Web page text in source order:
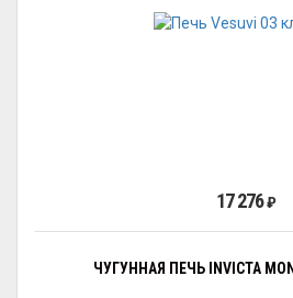
17 276₽
ЧУГУННАЯ ПЕЧЬ INVICTA